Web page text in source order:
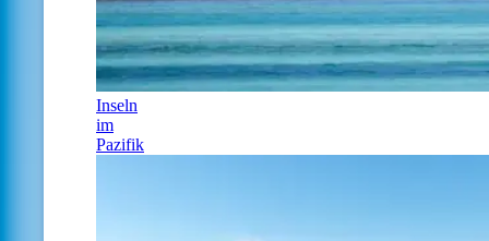
Inseln
im
Pazifik